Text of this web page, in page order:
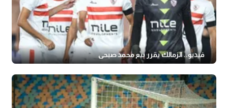
فيديو.. الزمالك يقرر بيع محمد صبحي